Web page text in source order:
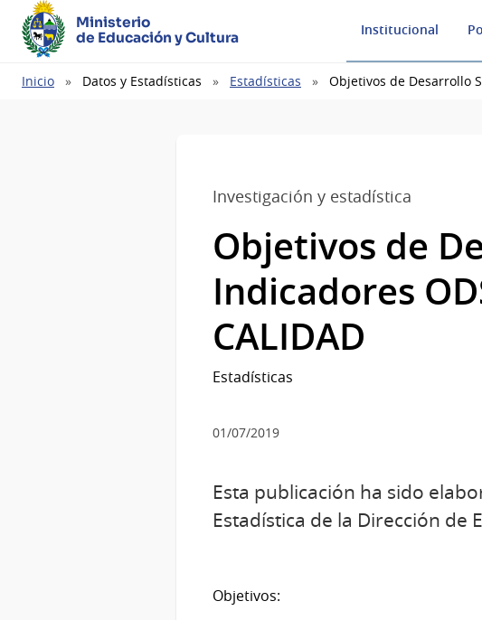
Ministerio
de Educación y Cultura
Institucional
Ruta
Inicio Datos y Estadísticas Estadísticas Objetivos de Desarrollo
Investigación y estadística
Objetivos de
Indicadores
CALIDAD
Estadísticas
01/07/2019
Esta publicación ha sido
Estadística de la Dirección de
Objetivos: